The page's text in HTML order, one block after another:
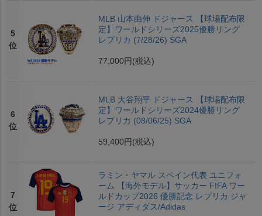
5
位
MLB 山本由伸 ドジャース 【球場配布限
定】ワールドシリーズ2025優勝リング
レプリカ (7/28/26) SGA
77,000円 (税込)
6
位
MLB 大谷翔平 ドジャース 【球場配布限
定】ワールドシリーズ2024優勝リング
レプリカ (08/06/25) SGA
59,400円 (税込)
7
位
ラミン・ヤマル スペイン代表 ユニフォ
ーム 【海外モデル】サッカー FIFA ワー
ルドカップ2026 優勝記念 レプリカ ジャ
ージ アディダス/Adidas